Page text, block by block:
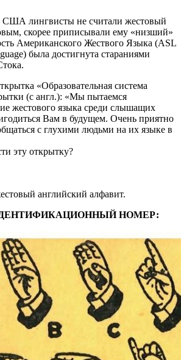
США лингвисты не считали жестовый
скорее приписывали ему «низший»
Американского Жествого Языка (ASL
была достигнута стараниями
«Образовательная система
(с англ.): «Мы пытаемся
жестового языка среди слышащих
Вам в будущем. Очень приятно
с глухими людьми на их языке в
эту открытку?
английский алфавит.
НОМЕР: